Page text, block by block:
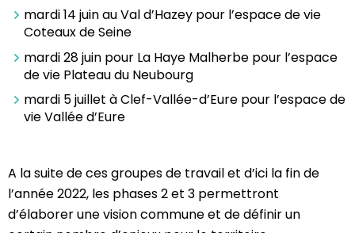
mardi 14 juin au Val d’Hazey pour l’espace de vie
Coteaux de Seine
mardi 28 juin pour La Haye Malherbe pour l’espace
de vie Plateau du Neubourg
mardi 5 juillet à Clef-Vallée-d’Eure pour l’espace de
vie Vallée d’Eure
A la suite de ces groupes de travail et d’ici la fin de
l’année 2022, les phases 2 et 3 permettront
d’élaborer une vision commune et de définir un